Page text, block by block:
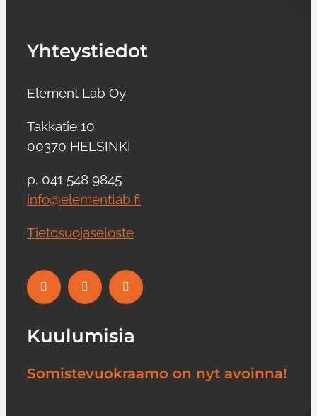
Yhteystiedot
Element Lab Oy
Takkatie 10
00370 HELSINKI
p. 041 548 9845
info@elementlab.fi
Tietosuojaseloste
Kuulumisia
Somistevuokraamo on nyt avoinna!